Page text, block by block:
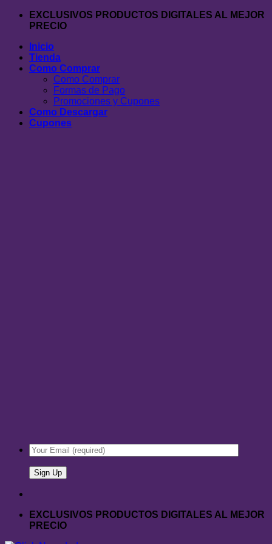
Saltar
EXCLUSIVOS PRODUCTOS DIGITALES AL MEJOR
PRECIO
Inicio
Tienda
Como Comprar
Como Comprar
Formas de Pago
Promociones y Cupones
Como Descargar
Cupones
EXCLUSIVOS PRODUCTOS DIGITALES AL MEJOR
PRECIO